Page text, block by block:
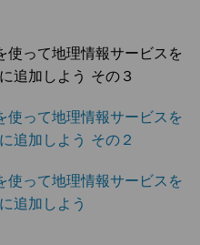
使って地理情報サービスを
追加しよう その３
使って地理情報サービスを
追加しよう その２
使って地理情報サービスを
追加しよう